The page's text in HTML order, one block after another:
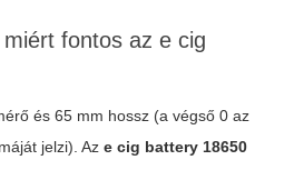
fontos az e cig
és 65 mm hossz (a végső 0 az
jelzi). Az e cig battery 18650